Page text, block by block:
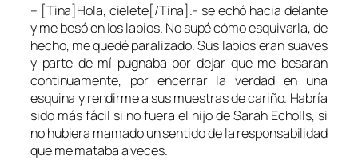
– [Tina]Hola, cielete[/Tina].- se echó hacia delante
y me besó en los labios. No supé cómo esquivarla, de
hecho, me quedé paralizado. Sus labios eran suaves
y parte de mí pugnaba por dejar que me besaran
continuamente, por encerrar la verdad en una
esquina y rendirme a sus muestras de cariño. Habría
sido más fácil si no fuera el hijo deSarah Echolls, si
no hubiera mamado un sentido de la responsabilidad
que me mataba a veces.